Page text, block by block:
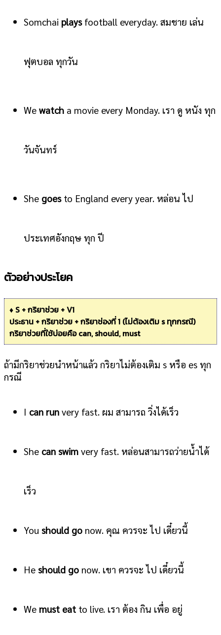
Somchai playsfootball everyday. สมชาย เล่น
ฟุตบอล ทุกวัน
We watch a movie every Monday. เรา ดู หนัง ทุก
วันจันทร์
She goesto England every year. หล่อน ไป
ประเทศอังกฤษ ทุก ปี
ตัวอย่างประโยค
♦ S + กริยาช่วย + V1
ประธาน + กริยาช่วย + กริยาช่องที่ 1 (ไม่ต้องเติม s ทุกกรณี)
กริยาช่วยที่ใช้บ่อยคือ can, should, must
ถ้ามีกริยาช่วยนำหน้าแล้ว กริยาไม่ต้องเติม s หรือ es ทุก
กรณี
I can run very fast. ผม สามารถ วิ่งได้เร็ว
She can swim very fast. หล่อนสามารถว่ายน้ำได้
เร็ว
You should go now. คุณ ควรจะ ไป เดี๋ยวนี้
He should go now. เขา ควรจะ ไป เดี๋ยวนี้
We must eat to live. เรา ต้อง กิน เพื่อ อยู่